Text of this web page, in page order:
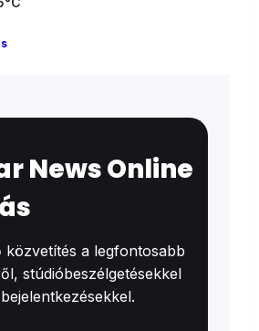
News Online
közvetítés a legfontosabb
stúdióbeszélgetésekkel